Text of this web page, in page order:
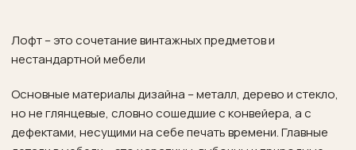
Лофт – это сочетание винтажных предметов и
нестандартной мебели
Основные материалы дизайна – металл, дерево и стекло,
но не глянцевые, словно сошедшие с конвейера, а с
дефектами, несущими на себе печать времени. Главные